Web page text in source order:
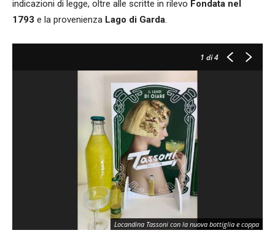
indicazioni di legge, oltre alle scritte in rilevo Fondata nel
1793 e la provenienza Lago di Garda.
1 di 4
Locandina Tassoni con la nuova bottiglia e coppa